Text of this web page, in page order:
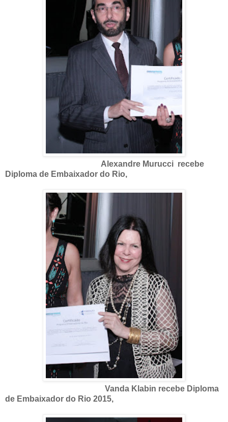
Alexandre Murucci recebe
Diploma de Embaixador do Rio,
Vanda Klabin recebe Diploma
de Embaixador do Rio 2015,